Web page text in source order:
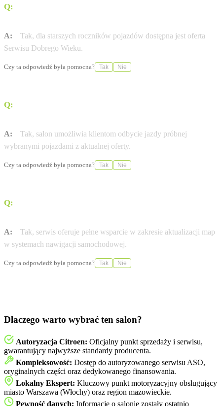
Q:
A:
Tak, dla starszych roczników pojazdów dostępna jest oferta
Serwisu Dobrego Wieku.
Czy ta odpowiedź była pomocna? Tak Nie
Q:
A:
Tak, salon umożliwia klientom odbycie jazdy próbnej
wybranymi pojazdami z aktualnej oferty.
Czy ta odpowiedź była pomocna? Tak Nie
Q:
A:
Tak, serwis oferuje pełne wsparcie w zakresie aktualizacji map
w systemach nawigacji samochodowej.
Czy ta odpowiedź była pomocna? Tak Nie
Dlaczego warto wybrać ten salon?
Autoryzacja Citroen: Oficjalny punkt sprzedaży i serwisu,
gwarantujący najwyższe standardy producenta.
Kompleksowość: Dostęp do autoryzowanego serwisu ASO,
oryginalnych części oraz dedykowanego finansowania.
Lokalny Ekspert: Kluczowy punkt motoryzacyjny obsługujący
miasto Warszawa (Włochy) oraz region mazowieckie.
Pewność danych: Informacje o salonie zostały ostatnio